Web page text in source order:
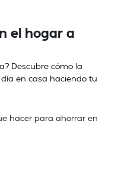
el hogar a
Descubre cómo la
en casa haciendo tu